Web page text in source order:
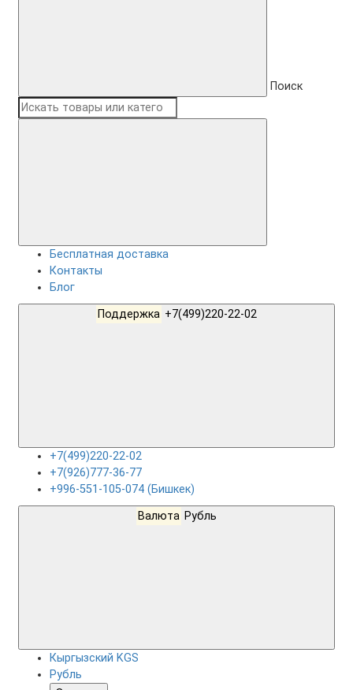
Поиск
Бесплатная доставка
Контакты
Блог
Поддержка
+7(499)220-22-02
+7(926)777-36-77
+996-551-105-074 (Бишкек)
Валюта Рубль
Кыргызский KGS
Рубль